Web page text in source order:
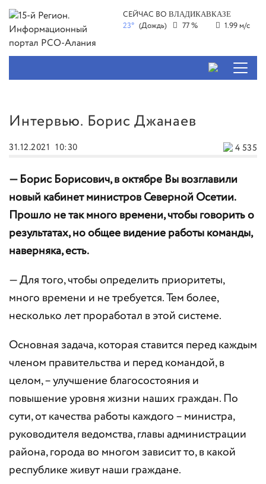
СЕЙЧАС ВОВЛАДИКАВКАЗЕ
23° (Дождь) 77 % 1.99 м/с
Интервью. Борис Джанаев
31.12.2021 10:30 4 535
— Борис Борисович, в октябре Вы возглавили
новый кабинет министров Северной Осетии.
Прошло не так много времени, чтобы говорить о
результатах, но общее видение работы команды,
наверняка, есть.
— Для того, чтобы определить приоритеты,
много времени и не требуется. Тем более,
несколько лет проработал в этой системе.
Основная задача, которая ставится перед каждым
членом правительства и перед командой, в
целом, – улучшение благосостояния и
повышение уровня жизни наших граждан. По
сути, от качества работы каждого – министра,
руководителя ведомства, главы администрации
района, города во многом зависит то, в какой
республике живут наши граждане.